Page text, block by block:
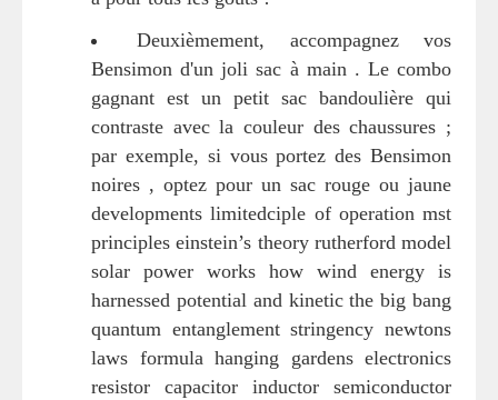
Deuxièmement, accompagnez vos
Bensimon d'un joli sac à main . Le combo
gagnant est un petit sac bandoulière qui
contraste avec la couleur des chaussures ;
par exemple, si vous portez des Bensimon
noires , optez pour un sac rouge ou jaune
developments limitedciple of operation mst
principles einstein’s theory rutherford model
solar power works how wind energy is
harnessed potential and kinetic the big bang
quantum entanglement stringency newtons
laws formula hanging gardens electronics
resistor capacitor inductor semiconductor